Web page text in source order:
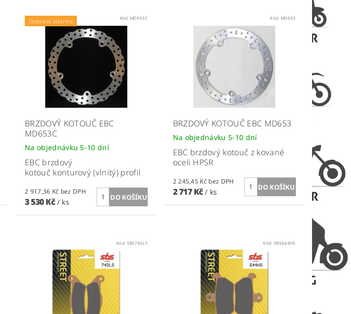
Doprava zdarma Kód:MD653C
BRZDOVÝ KOTOUČ EBC
MD653C
Na objednávku 5-10 dní
EBC brzdový
kotouč konturový (vlnitý) profil
2 917,36 Kč bez DPH
3 530 Kč / ks
Kód:MD653
BRZDOVÝ KOTOUČ EBC MD653
Na objednávku 5-10 dní
EBC brzdový kotouč z kované
oceli HPSR
2 245,45 Kč bez DPH
2 717 Kč/ ks
Kód: SBS742LS Kód:SBS644HS